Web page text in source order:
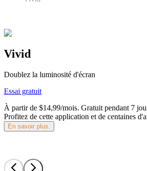
Vivid
Doublez la luminosité d'écran
Essai gratuit
À partir de $14,99/mois. Gratuit pendant 7
Profitez de cette application et de centaines
En savoir plus.